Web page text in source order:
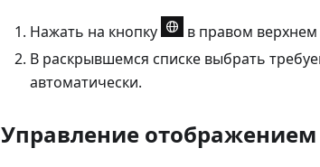
Нажать на кнопку
в правом верхнем
В раскрывшемся списке выбрать
автоматически.
Управление